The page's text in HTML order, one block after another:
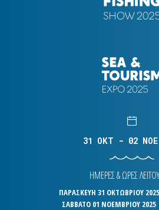
31 OKT - 02
ΗΜΕΡΕΣ & ΩΡΕΣ
ΠΑΡΑΣΚΕΥΗ 31 ΟΚΤΩΒΡΙΟΥ
ΣΑΒΒΑΤΟ 01 ΝΟΕΜΒΡΙΟΥ 2025